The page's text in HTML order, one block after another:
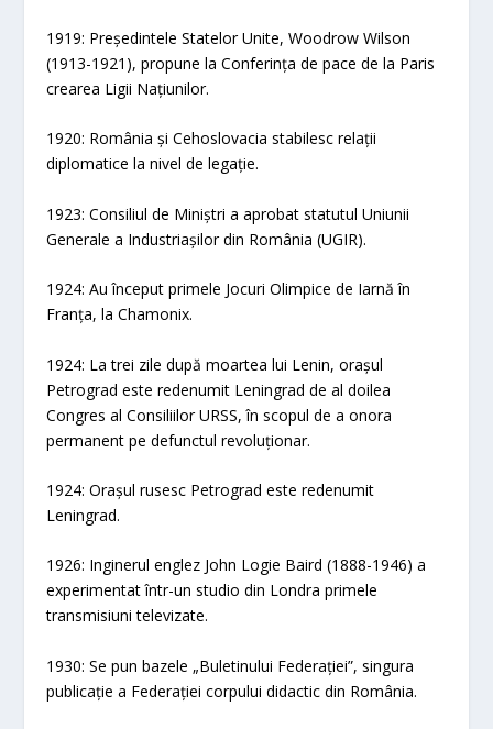
1919: Președintele Statelor Unite, Woodrow Wilson
(1913-1921), propune la Conferința de pace de la Paris
crearea Ligii Națiunilor.
1920: România și Cehoslovacia stabilesc relații
diplomatice la nivel de legație.
1923: Consiliul de Miniștri a aprobat statutul Uniunii
Generale a Industriașilor din România (UGIR).
1924: Au început primele Jocuri Olimpice de Iarnă în
Franța, la Chamonix.
1924: La trei zile după moartea lui Lenin, orașul
Petrograd este redenumit Leningrad de al doilea
Congres al Consiliilor URSS, în scopul de a onora
permanent pe defunctul revoluționar.
1924: Orașul rusesc Petrograd este redenumit
Leningrad.
1926: Inginerul englez John Logie Baird (1888-1946) a
experimentat într-un studio din Londra primele
transmisiuni televizate.
1930: Se pun bazele „Buletinului Federației”, singura
publicație a Federației corpului didactic din România.